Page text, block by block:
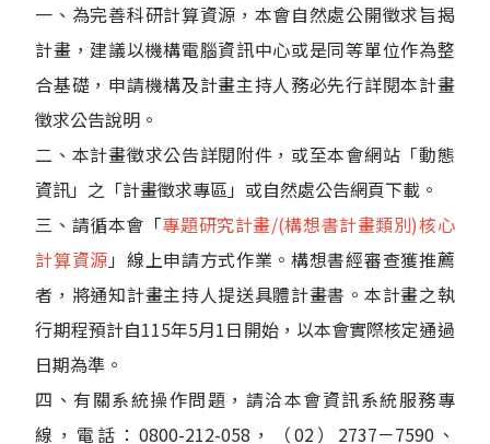
一、為完善科研計算資源，本會自然處公開徵求旨揭
計畫，建議以機構電腦資訊中心或是同等單位作為整
合基礎，申請機構及計畫主持人務必先行詳閱本計畫
徵求公告說明。
二、本計畫徵求公告詳閱附件，或至本會網站「動態
資訊」之「計畫徵求專區」或自然處公告網頁下載。
三、請循本會「專題研究計畫/(構想書計畫類別)核心
計算資源 」線上申請方式作業。構想書經審查獲推薦
者，將通知計畫主持人提送具體計畫書。本計畫之執
行期程預計自115年5月1日開始，以本會實際核定通過
日期為準。
四、有關系統操作問題，請洽本會資訊系統服務專
線，電話：0800-212-058，（02）2737－7590、